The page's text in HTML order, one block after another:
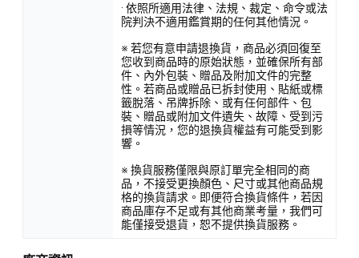
· 依照所適用法律、法規、裁定、命令或法
院判決不適用鑑賞期的任何其他情況。
※ 若您有意申請退換貨，商品必須回復至
您收到商品時的原始狀態，並確保所有部
件、內外包裝、贈品及附加文件的完整
性。若商品或贈品已拆封使用、貼紙或標
籤脫落、吊牌拆除、或有任何部件、包
裝、贈品或附加文件遺失、故障、受到污
損等情況，您的退換貨權益有可能受到影
響。
※ 換貨服務僅限與原訂單完全相同的商
品，不接受更換顏色、尺寸或其他商品規
格的換貨請求。即便符合換貨條件，若因
商品庫存不足或有其他商業考量，我們可
能僅接受退貨，恕不提供換貨服務。